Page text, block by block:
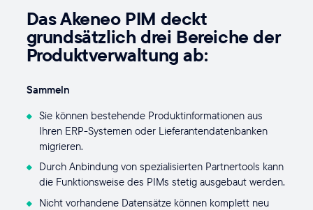
Das Akeneo PIM deckt
grundsätzlich drei Bereiche der
Produktverwaltung ab:
Sammeln
Sie können bestehende Produktinformationen aus
Ihren ERP-Systemen oder Lieferantendatenbanken
migrieren.
Durch Anbindung von spezialisierten Partnertools kann
die Funktionsweise des PIMs stetig ausgebaut werden.
Nicht vorhandene Datensätze können komplett neu